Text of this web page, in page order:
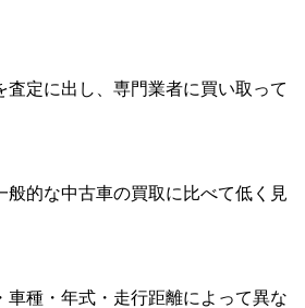
査定に出し、専門業者に買い取って
般的な中古車の買取に比べて低く見
車種・年式・走行距離によって異な